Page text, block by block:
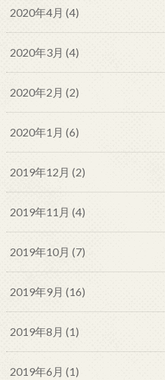
2020年4月 (4)
2020年3月 (4)
2020年2月 (2)
2020年1月 (6)
2019年12月 (2)
2019年11月 (4)
2019年10月 (7)
2019年9月 (16)
2019年8月 (1)
2019年6月 (1)